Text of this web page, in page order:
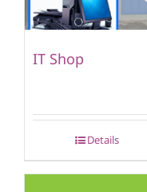
IT Shop
Details